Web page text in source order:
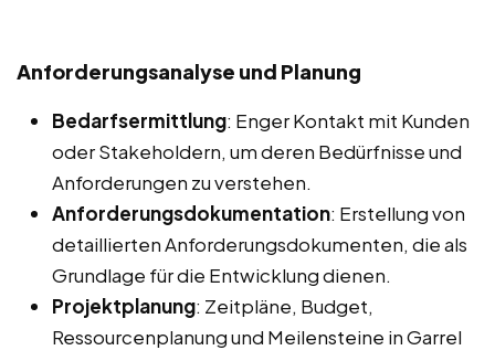
Anforderungsanalyse und Planung
Bedarfsermittlung: Enger Kontakt mit Kunden
oder Stakeholdern, um deren Bedürfnisse und
Anforderungen zu verstehen.
Anforderungsdokumentation: Erstellung von
detaillierten Anforderungsdokumenten, die als
Grundlage für die Entwicklung dienen.
Projektplanung: Zeitpläne, Budget,
Ressourcenplanung und Meilensteine in Garrel